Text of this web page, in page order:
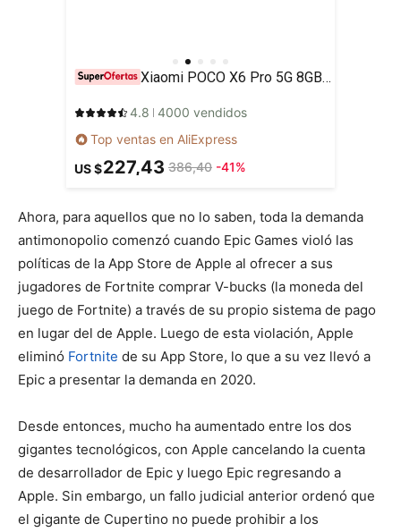
Xiaomi POCO X6 Pro 5G 8GB/256GB 12GB/512GB NFC EU Charger Global Version Teléfono móvil
4.8 4000 vendidos
Top ventas en AliExpress
US $227,43 386,40 -41%
Ahora, para aquellos que no lo saben, toda la demanda
antimonopolio comenzó cuando Epic Games violó las
políticas de la App Store de Apple al ofrecer a sus
jugadores de Fortnite comprar V-bucks (la moneda del
juego de Fortnite) a través de su propio sistema de pago
en lugar del de Apple. Luego de esta violación, Apple
eliminó Fortnite de su App Store, lo que a su vez llevó a
Epic a presentar la demanda en 2020.
Desde entonces, mucho ha aumentado entre los dos
gigantes tecnológicos, con Apple cancelando la cuenta
de desarrollador de Epic y luego Epic regresando a
Apple. Sin embargo, un fallo judicial anterior ordenó que
el gigante de Cupertino no puede prohibir a los